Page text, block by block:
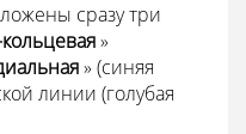
сразу три
»
» (синяя
линии (голубая